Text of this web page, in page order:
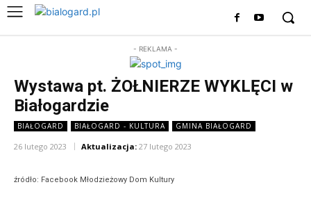
- REKLAMA -
Wystawa pt. ŻOŁNIERZE WYKLĘCI w
Białogardzie
BIAŁOGARD BIAŁOGARD - KULTURA GMINA BIAŁOGARD
26 lutego 2023 Aktualizacja: 27 lutego 2023
źródło: Facebook Młodzieżowy Dom Kultury